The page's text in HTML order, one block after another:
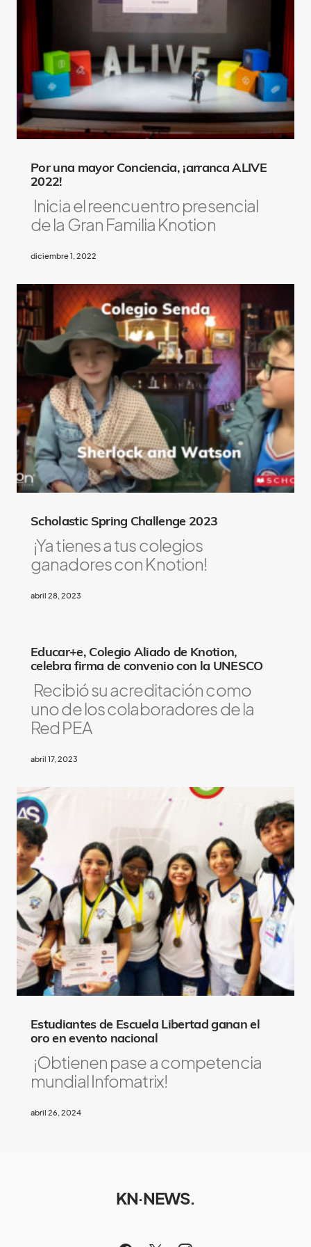
i
k
e
Por una mayor Conciencia, ¡arranca ALIVE
2022!
Inicia el reencuentro presencial
de la Gran Familia Knotion
diciembre 1, 2022
Scholastic Spring Challenge 2023
¡Ya tienes a tus colegios
ganadores con Knotion!
abril 28, 2023
Educar+e, Colegio Aliado de Knotion,
celebra firma de convenio con la UNESCO
Recibió su acreditación como
uno de los colaboradores de la
Red PEA
abril 17, 2023
Estudiantes de Escuela Libertad ganan el
oro en evento nacional
¡Obtienen pase a competencia
mundial Infomatrix!
abril 26, 2024
KN·NEWS.